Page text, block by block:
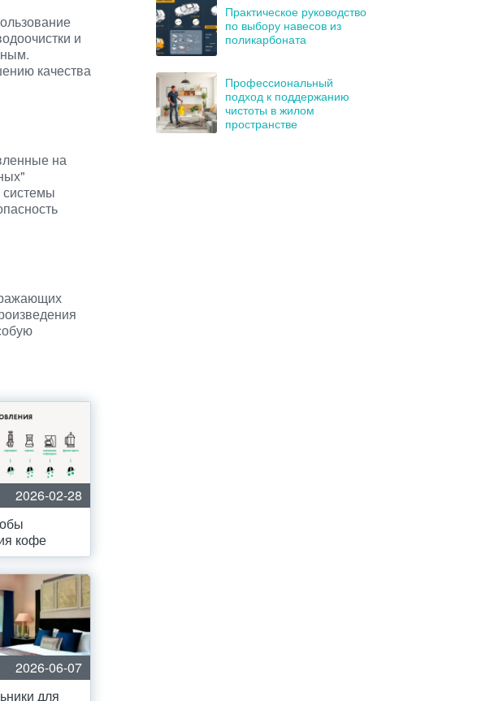
и
качества
на
2026-02-28
кофе
2026-06-07
для
Практическое руководство
по выбору навесов из
поликарбоната
Профессиональный
подход к поддержанию
чистоты в жилом
пространстве